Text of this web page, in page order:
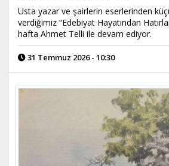
Usta yazar ve şairlerin eserlerinden
verdiğimiz “Edebiyat Hayatından
hafta Ahmet Telli ile devam ediyor.
31 Temmuz 2026 - 10:30